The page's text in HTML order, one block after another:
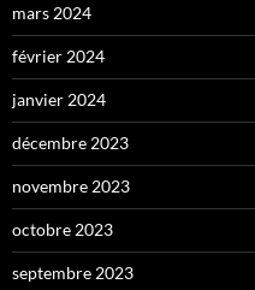
mars 2024
février 2024
janvier 2024
décembre 2023
novembre 2023
octobre 2023
septembre 2023